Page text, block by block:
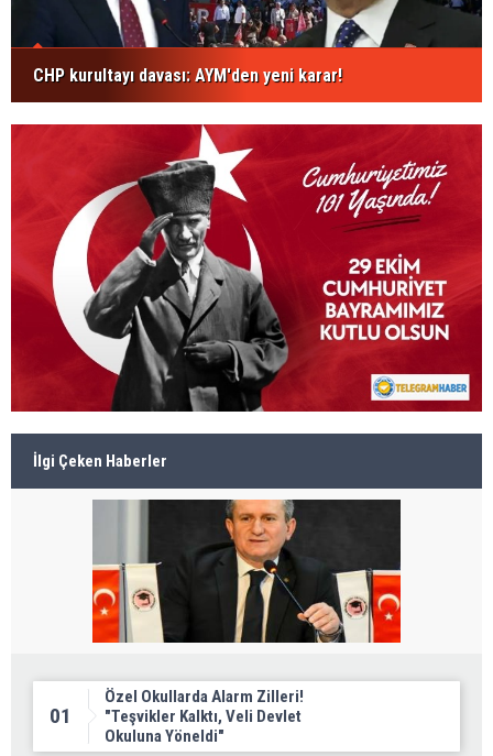
CHP kurultayı davası: AYM'den yeni karar!
İlgi Çeken Haberler
01
Özel Okullarda Alarm Zilleri!
"Teşvikler Kalktı, Veli Devlet
Okuluna Yöneldi"